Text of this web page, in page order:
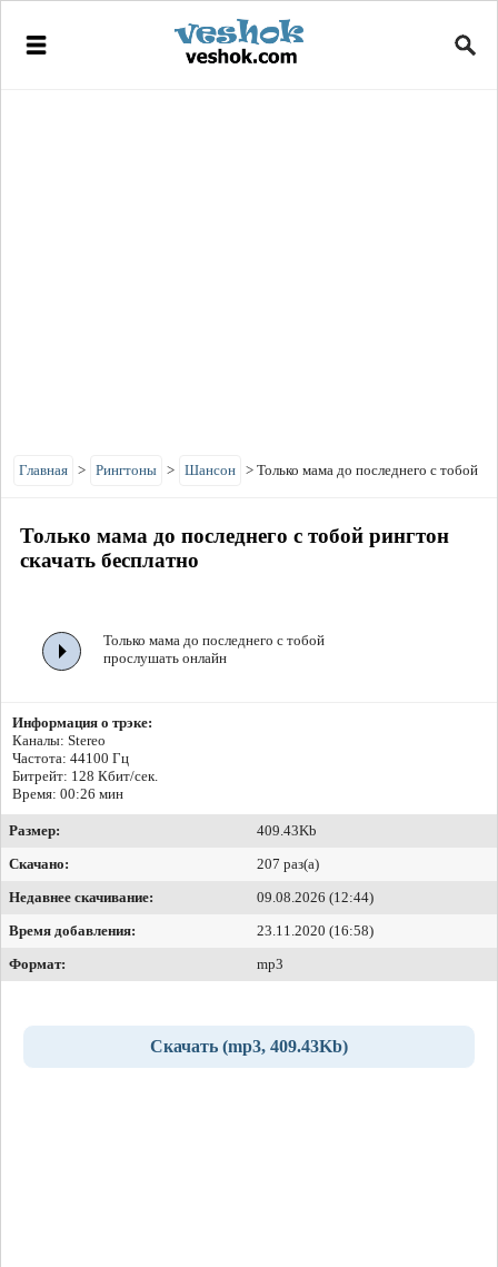
Главная > Рингтоны > Шансон > Только мама до последнего с тобой
Только мама до последнего с тобой рингтон
скачать бесплатно
Только мама до последнего с тобой
прослушать онлайн
Информация о трэке:
Каналы: Stereo
Частота: 44100 Гц
Битрейт: 128 Кбит/сек.
Время: 00:26 мин
Размер:
409.43Kb
Скачано:
207 раз(а)
Недавнее скачивание:
09.08.2026 (12:44)
Время добавления:
23.11.2020 (16:58)
Формат:
mp3
Скачать (mp3, 409.43Kb)